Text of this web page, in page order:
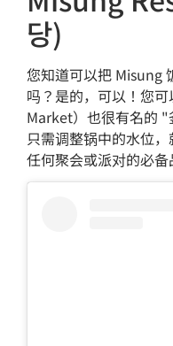
당)
您知道可以把 Misung
吗？是的，可以！您
Market）也很有名的 "
只需调整锅中的水位
任何聚会或派对的必备